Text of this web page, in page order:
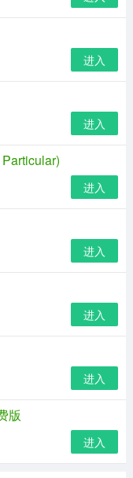
容易!
项，智能输入主权
题
进入
进入
进入
进入
进入
进入
版
进入